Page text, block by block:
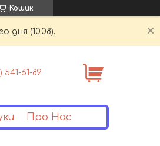
Кошик
дня (10.08).
541-61-89
Про Нас